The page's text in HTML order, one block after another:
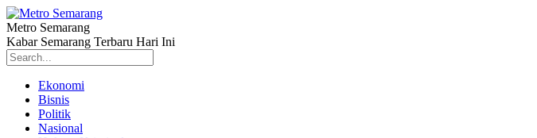
Metro Semarang
Kabar Semarang Terbaru Hari Ini
Ekonomi
Bisnis
Politik
Nasional